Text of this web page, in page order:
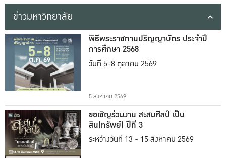
ข่าวมหาวิทยาลัย
พิธีพระราชทานปริญญาบัตร ประจำปี
การศึกษา 2568
วันที่ 5-8 ตุลาคม 2569
5 สิงหาคม 2569
ขอเชิญร่วมงาน สะสมศิลป์ เป็น
สิน(ทรัพย์) ปีที่ 3
ระหว่างวันที่ 13 - 15 สิงหาคม 2569